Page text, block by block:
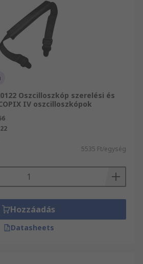
Oszcilloszkóp szerelési és
IV oszcilloszkópok
5535 Ft/egység
Hozzáadás
Datasheets